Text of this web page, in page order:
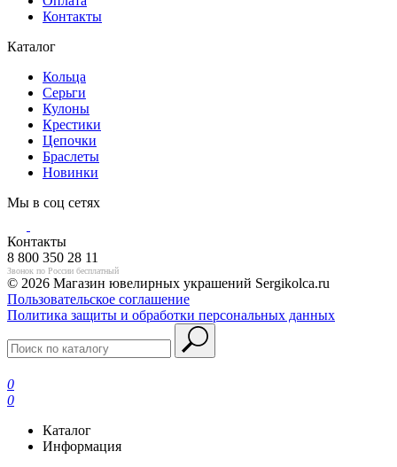
Контакты
Каталог
Кольца
Серьги
Кулоны
Крестики
Цепочки
Браслеты
Новинки
Мы в соц сетях
Контакты
8 800 350 28 11
Звонок по России бесплатный
© 2026 Магазин ювелирных украшений Sergikolca.ru
Пользовательское соглашение
Политика защиты и обработки персональных данных
0
0
Каталог
Информация